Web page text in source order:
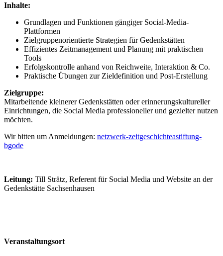
Inhalte:
Grundlagen und Funktionen gängiger Social-Media-
Plattformen
Zielgruppenorientierte Strategien für Gedenkstätten
Effizientes Zeitmanagement und Planung mit praktischen
Tools
Erfolgskontrolle anhand von Reichweite, Interaktion & Co.
Praktische Übungen zur Zieldefinition und Post-Erstellung
Zielgruppe:
Mitarbeitende kleinerer Gedenkstätten oder erinnerungskultureller
Einrichtungen, die Social Media professioneller und gezielter nutzen
möchten.
Wir bitten um Anmeldungen: netzwerk-zeitgeschichteastiftung-
bgode
Leitung: Till Strätz, Referent für Social Media und Website an der
Gedenkstätte Sachsenhausen
Veranstaltungsort